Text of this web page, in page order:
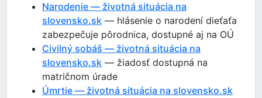
Narodenie — životná situácia na
slovensko.sk — hlásenie o narodení dieťaťa
zabezpečuje pôrodnica, dostupné aj na OÚ
Civilný sobáš — životná situácia na
slovensko.sk — žiadosť dostupná na
matričnom úrade
Úmrtie — životná situácia na slovensko.sk